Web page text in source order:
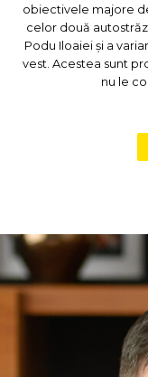
obiectivele majore
celor două
Podu Iloaiei și a
vest. Acestea sunt
nu le